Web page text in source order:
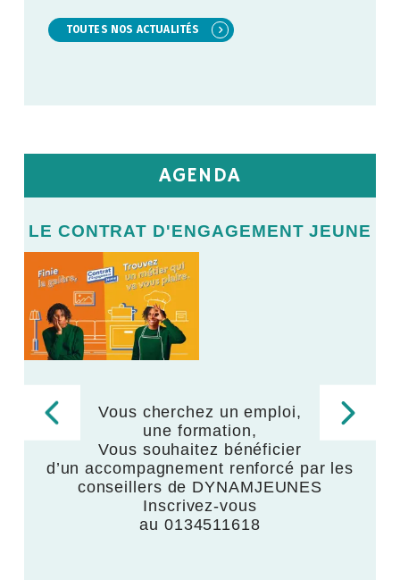
TOUTES NOS ACTUALITÉS
AGENDA
LE CONTRAT D'ENGAGEMENT JEUNE
Vous cherchez un emploi,
une formation,
Vous souhaitez bénéficier
d’un accompagnement renforcé par les
conseillers de DYNAMJEUNES
Inscrivez-vous
au 0134511618